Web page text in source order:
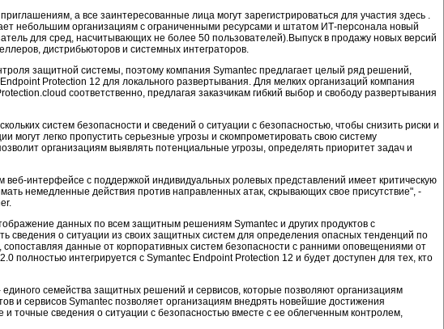
а все заинтересованные лица могут зарегистрироваться для участия здесь .
небольшим организациям с ограниченными ресурсами и штатом ИТ-персонала новый
для сред, насчитывающих не более 50 пользователей).Выпуск в продажу новых версий
дистрибьюторов и системных интеграторов.
защитной системы, поэтому компания Symantec предлагает целый ряд решений,
Protection 12 для локального развертывания. Для мелких организаций компания
соответственно, предлагая заказчикам гибкий выбор и свободу развертывания
систем безопасности и сведений о ситуации с безопасностью, чтобы снизить риски и
могут легко пропустить серьезные угрозы и скомпрометировать свою систему
организациям выявлять потенциальные угрозы, определять приоритет задач и
интерфейсе с поддержкой индивидуальных ролевых представлений имеет критическую
немедленные действия против направленных атак, скрывающих свое присутствие", -
данных по всем защитным решениям Symantec и других продуктов с
сведения о ситуации из своих защитных систем для определения опасных тенденций по
данные от корпоративных систем безопасности с ранними оповещениями от
полностью интегрируется с Symantec Endpoint Protection 12 и будет доступен для тех, кто
семейства защитных решений и сервисов, которые позволяют организациям
и сервисов Symantec позволяет организациям внедрять новейшие достижения
точные сведения о ситуации с безопасностью вместе с ее облегченным контролем,